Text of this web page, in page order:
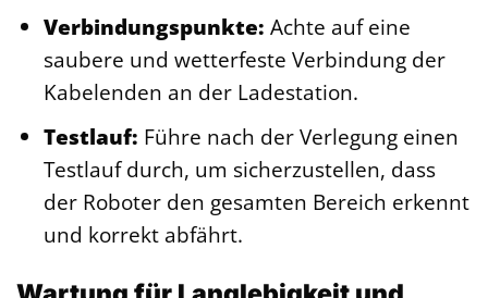
Verbindungspunkte: Achte auf eine
saubere und wetterfeste Verbindung der
Kabelenden an der Ladestation.
Testlauf: Führe nach der Verlegung einen
Testlauf durch, um sicherzustellen, dass
der Roboter den gesamten Bereich erkennt
und korrekt abfährt.